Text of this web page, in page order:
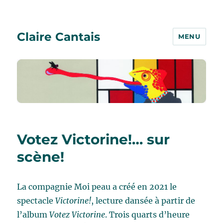
Claire Cantais MENU
Votez Victorine!… sur
scène!
La compagnie Moi peau a créé en 2021 le
spectacleVictorine!, lecture dansée à partir de
l’albumVotez Victorine. Trois quarts d’heure